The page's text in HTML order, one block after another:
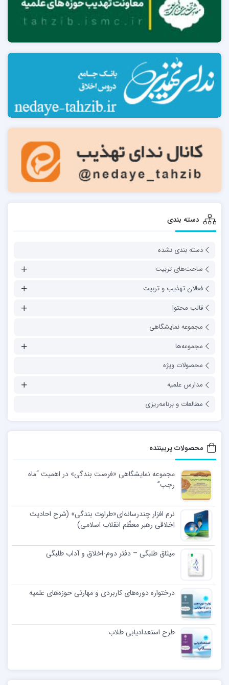
دسته بندی
دسته بندی نشده
ساحت‌های تربیت
فعالان تهذیب و تربیت
قالب محتوا
مجموعه نمایشگاهی
مجموعه‌ها
محصولات ویژه
مدارس علمیه
مطالعات و برنامه‌ریزی
محصولات پربیننده
مجموعه نمایشگاهی «فرصت بندگی» در اهمیت “ماه
رجب”
نرم افزار چندرسانه‌ای«طراوت بندگی» (شرح احادیث
اخلاقی رهبر معظّم انقلاب اسلامی)
میثاق طلبگی – دفتر دوم-اخلاق و آداب طلبگی
درختواره دوره‌های کاربردی و مهارتی حوزه‌های علمیه
طرح استعدادیابی طلاب